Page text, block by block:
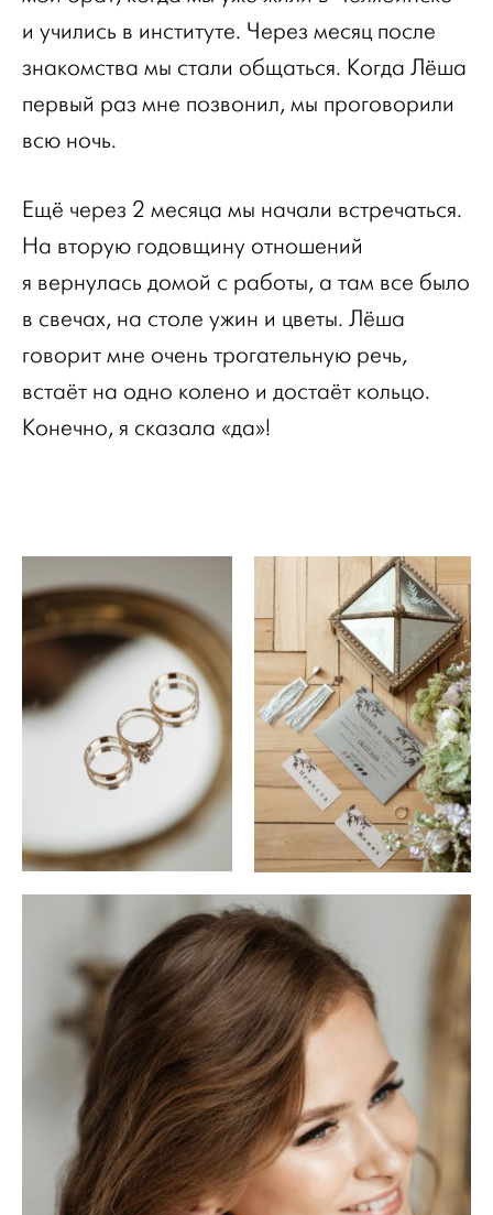
и учились в институте. Через месяц после
знакомства мы стали общаться. Когда Лёша
первый раз мне позвонил, мы проговорили
всю ночь.
Ещё через 2 месяца мы начали встречаться.
На вторую годовщину отношений
я вернулась домой с работы, а там все было
в свечах, на столе ужин и цветы. Лёша
говорит мне очень трогательную речь,
встаёт на одно колено и достаёт кольцо.
Конечно, я сказала «да»!